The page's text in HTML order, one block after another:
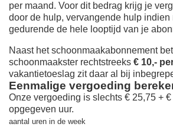
per maand. Voor dit bedrag krijg je
door de hulp, vervangende hulp
gedurende de hele looptijd van je
Naast het schoonmaakabonnement
schoonmaakster rechtstreeks € 10,-
vakantietoeslag zit daar al bij
Eenmalige vergoeding
Onze vergoeding is slechts € 25,75 +
opgegeven uur.
aantal uren in de week